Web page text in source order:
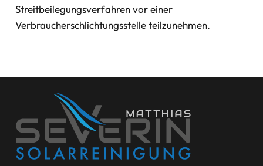
Streitbeilegungsverfahren vor einer
Verbraucherschlichtungsstelle teilzunehmen.